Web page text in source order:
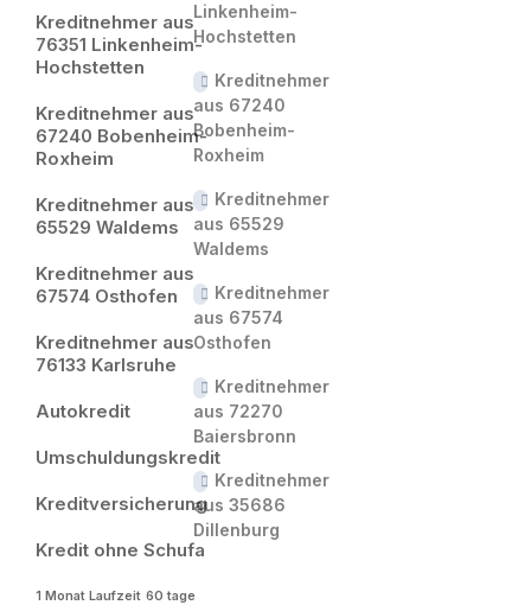
Kreditnehmer aus
76351 Linkenheim-
Hochstetten
Kreditnehmer aus
67240 Bobenheim-
Roxheim
Kreditnehmer aus
65529 Waldems
Kreditnehmer aus
67574 Osthofen
Kreditnehmer aus
76133 Karlsruhe
Autokredit
Umschuldungskredit
Kreditversicherung
Kredit ohne Schufa
1 Monat Laufzeit 60 tage
Linkenheim-
Hochstetten
Kreditnehmer
aus 67240
Bobenheim-
Roxheim
Kreditnehmer
aus 65529
Waldems
Kreditnehmer
aus 67574
Osthofen
Kreditnehmer
aus 72270
Baiersbronn
Kreditnehmer
aus 35686
Dillenburg